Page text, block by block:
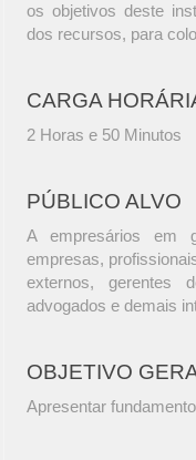
os objetivos deste
dos recursos, para
CARGA
2 Horas e 50 Minutos
PÚBLICO ALVO
A empresários em
empresas,
externos, gerentes
advogados e demais
OBJETIVO
Apresentar